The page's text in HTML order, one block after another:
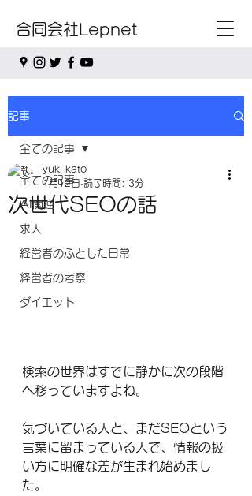
合同会社Lepnet
記事
全ての記事
AI関連
求人
経営者のふとした日常
経営者の考察
ダイエット
全ての記事
次世代SEOの話
yuki kato
1月12日 読了時間: 3分
検索の世界はすでに静かに次の段階
へ移っていますよね。
気づいている人と、まだSEOという
言葉に留まっている人で、情報の扱
い方に明確な差が生まれ始めまし
た。